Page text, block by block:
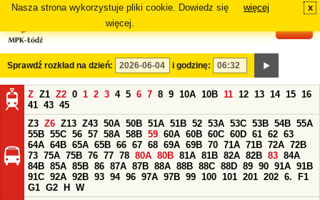
Nasza strona wykorzystuje pliki cookie. Dowiedz się
więcej.
więcej x
Sprawdź rozkład na dzień: i godzinę:
Z Z1 Z2 0 1 2 3 4 5 6 7 8 9 10A 10B 11 12 13 14 15 16
41 43 45
Z3 Z6 Z13 Z43 50A 50B 51A 51B 52 53A 53C 53B 54B 55A
55B 55C 56 57 58A 58B 59 60A 60B 60C 60D 61 62 63
64A 64B 65A 65B 66 67 68 69A 69B 70 71A 71B 72A 72B
73 75A 75B 76 77 78 80A 80B 81A 81B 82A 82B 83 84A
84B 85A 85B 86 87A 87B 88A 88B 88C 88D 89 90 91A 91B
91C 92A 92B 93 94 96 97A 97B 99 100 101 201 202 6.
F1
G1 G2 H
W